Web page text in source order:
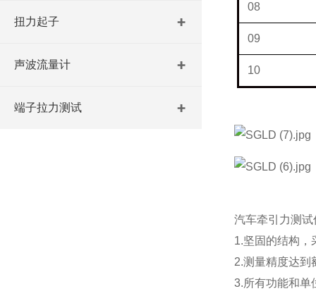
扭力起子
声波流量计
端子拉力测试
08
09
10
汽车牵引力测
1.坚固的结构，
2.测量精度达到
3.所有功能和单